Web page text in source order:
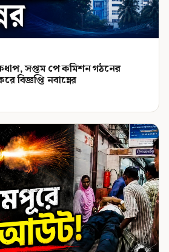
সপ্তম পে কমিশন গঠনের
বিজ্ঞপ্তি নবান্নের